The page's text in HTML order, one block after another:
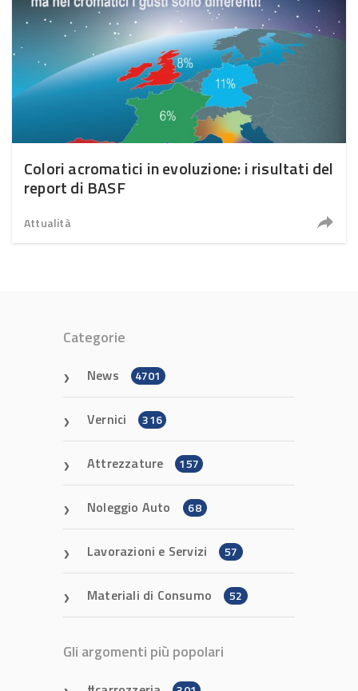
Colori acromatici in evoluzione: i risultati del
report di BASF
Attualità
Categorie
News 4701
Vernici 316
Attrezzature 157
Noleggio Auto 68
Lavorazioni e Servizi 57
Materiali di Consumo 52
Gli argomenti più popolari